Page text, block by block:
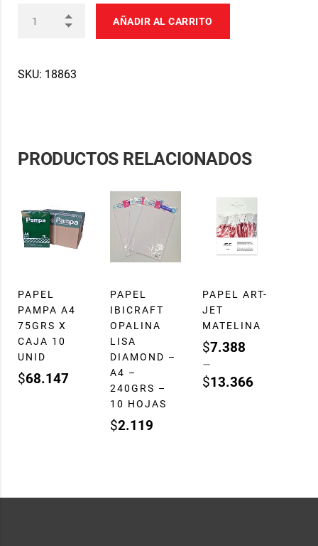
AÑADIR AL CARRITO
SKU: 18863
PRODUCTOS RELACIONADOS
PAPEL
PAMPA A4
75GRS X
CAJA 10
UNID
$68.147
PAPEL
IBICRAFT
OPALINA
LISA
DIAMOND –
A4 –
240GRS –
10 HOJAS
$2.119
PAPEL ART-
JET
MATELINA
$7.388
–
$13.366